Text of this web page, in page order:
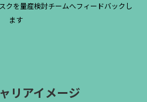
クを量産検討チームへフィードバックし
ます
リアイメージ